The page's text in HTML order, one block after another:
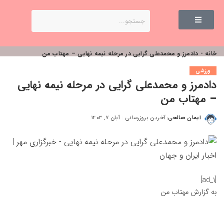
خانه - دادمرز و محمدعلی گرایی در مرحله نیمه نهایی – مهتاب من
ورزشی
دادمرز و محمدعلی گرایی در مرحله نیمه نهایی
– مهتاب من
ایمان صالحی آخرین بروزرسانی : آبان ۷, ۱۴۰۳
[ad_1]
به گزارش مهتاب من